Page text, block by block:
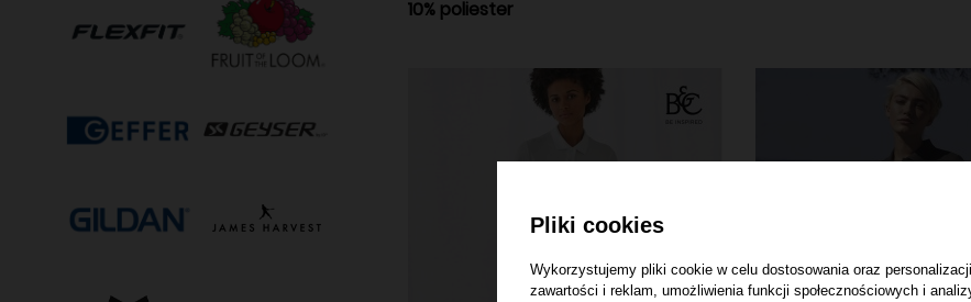
10% poliester
Pliki cookies
Wykorzystujemy pliki cookie w celu dostosowania oraz personalizacji
zawartości i reklam, umożliwienia funkcji społecznościowych i